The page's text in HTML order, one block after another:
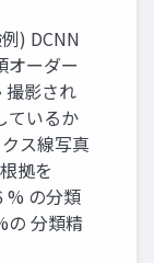
) DCNN
オーダー
撮影され
ているか
ス線写真
拠を
% の分類
の 分類精